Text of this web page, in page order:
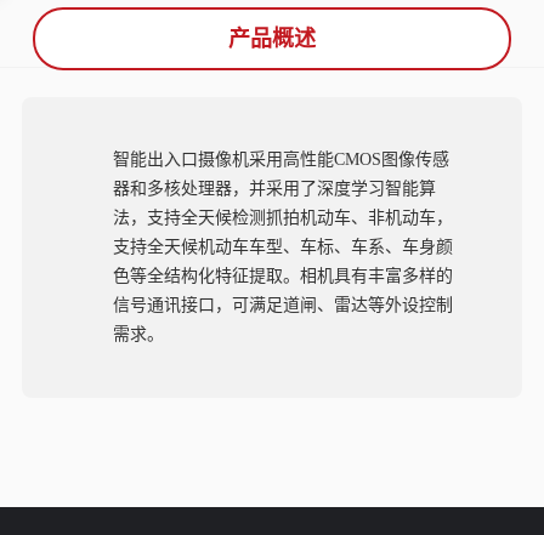
产品概述
智能出入口摄像机采用高性能CMOS图像传感
器和多核处理器，并采用了深度学习智能算
法，支持全天候检测抓拍机动车、非机动车，
支持全天候机动车车型、车标、车系、车身颜
色等全结构化特征提取。相机具有丰富多样的
信号通讯接口，可满足道闸、雷达等外设控制
需求。